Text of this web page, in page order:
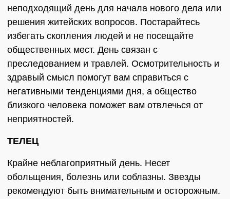
неподходящий день для начала нового дела или
решения житейских вопросов. Постарайтесь
избегать скопления людей и не посещайте
общественных мест. День связан с
преследованием и травлей. Осмотрительность и
здравый смысл помогут вам справиться с
негативными тенденциями дня, а общество
близкого человека поможет вам отвлечься от
неприятностей.
ТЕЛЕЦ
Крайне неблагоприятный день. Несет
обольщения, болезнь или соблазны. Звезды
рекомендуют быть внимательным и осторожным.